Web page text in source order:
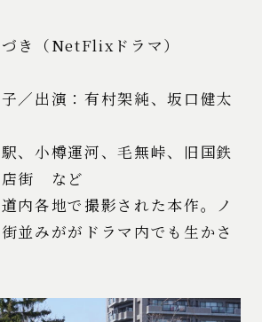
き（NetFlixドラマ）
／出演：有村架純、坂口健太
、小樽運河、毛無峠、旧国鉄
店街 など
内各地で撮影された本作。ノ
並みががドラマ内でも生かさ